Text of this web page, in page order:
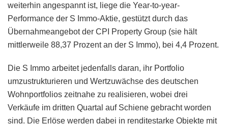
weiterhin angespannt ist, liege die Year-to-year-
Performance der S Immo-Aktie, gestützt durch das
Übernahmeangebot der CPI Property Group (sie hält
mittlerweile 88,37 Prozent an der S Immo), bei 4,4 Prozent.
Die S Immo arbeitet jedenfalls daran, ihr Portfolio
umzustrukturieren und Wertzuwächse des deutschen
Wohnportfolios zeitnahe zu realisieren, wobei drei
Verkäufe im dritten Quartal auf Schiene gebracht worden
sind. Die Erlöse werden dabei in renditestarke Objekte mit